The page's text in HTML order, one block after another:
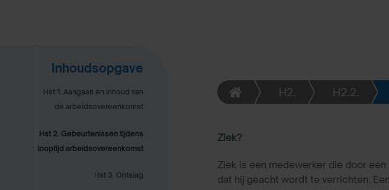
Inhoudsopgave
Hst 1. Aangaan en inhoud van
de arbeidsovereenkomst
Hst 2. Gebeurtenissen tijdens
looptijd arbeidsovereenkomst
Hst 3. Ontslag
H2. H2.2.
Ziek?
Ziek is een medewerker die door
dat hij geacht wordt te verrichten.